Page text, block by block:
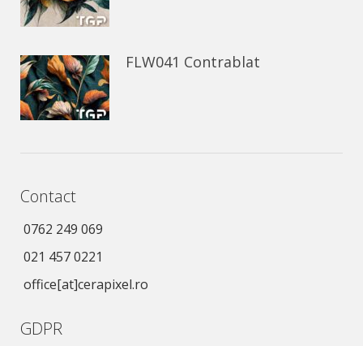
FLW041 Contrablat
Contact
0762 249 069
021 457 0221
office[at]cerapixel.ro
GDPR